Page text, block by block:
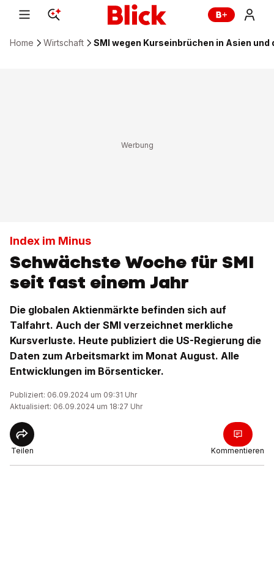
Home Wirtschaft SMI wegen Kurseinbrüchen in Asien und
Index im Minus
Schwächste Woche für SMI
seit fast einem Jahr
Die globalen Aktienmärkte befinden sich auf
Talfahrt. Auch der SMI verzeichnet merkliche
Kursverluste. Heute publiziert die US-Regierung die
Daten zum Arbeitsmarkt im Monat August. Alle
Entwicklungen im Börsenticker.
Publiziert: 06.09.2024 um 09:31 Uhr
Aktualisiert: 06.09.2024 um 18:27 Uhr
Teilen Kommentieren